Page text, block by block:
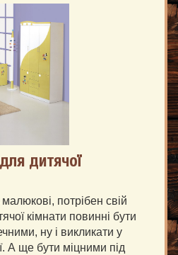
дитячої
потрібен свій
кімнати повинні бути
ну і викликати у
А ще бути міцними під